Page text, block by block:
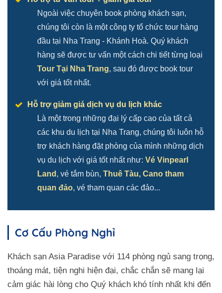
Ngoài việc chuyên book phòng khách sạn,
chúng tôi còn là một công ty tổ chức tour hàng
đầu tại Nha Trang - Khánh Hoà. Quý khách
hàng sẽ được tư vấn một cách chi tiết từng loại
Tour Tại Nha Trang, sau đó được book tour
với giá tốt nhất.
Hỗ trợ giảm giá dịch vụ du lịch khác
Là một trong những đại lý cấp cao của tất cả
các khu du lịch tại Nha Trang, chúng tôi luôn hỗ
trợ khách hàng đặt phòng của mình những dịch
vụ du lịch với giá tốt nhất như: Vé Vinpearl
Land , vé tắm bùn, Thuê Tàu, Cano tham
quan đảo, vé tham quan các đảo...
Cơ Cấu Phòng Nghỉ
Khách sạn Asia Paradise với 114 phòng ngủ sang trọng,
thoáng mát, tiện nghi hiện đại, chắc chắn sẽ mang lại
cảm giác hài lòng cho Quý khách khó tính nhất khi đến